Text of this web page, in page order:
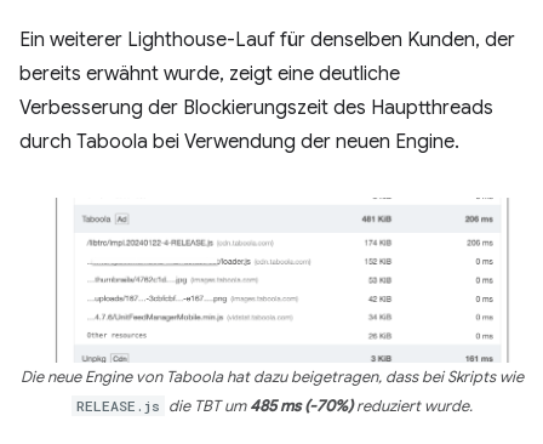
Ein weiterer Lighthouse-Lauf für denselben Kunden, der
bereits erwähnt wurde, zeigt eine deutliche
Verbesserung der Blockierungszeit des Hauptthreads
durch Taboola bei Verwendung der neuen Engine.
Die neue Engine von Taboola hat dazu beigetragen, dass bei Skripts wie
RELEASE.js die TBT um485 ms (-70%)reduziert wurde.